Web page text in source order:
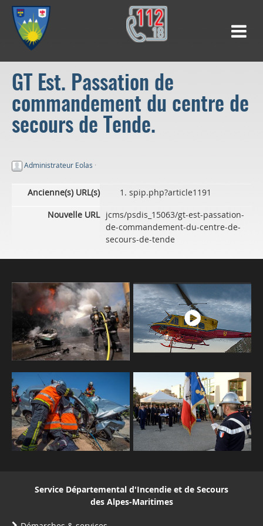
GT Est. Passation de
commandement du centre de
secours de Tende.
Administrateur Eolas ·
Ancienne(s) URL(s)
spip.php?article1191
Nouvelle URL jcms/psdis_15063/gt-est-passation-
de-commandement-du-centre-de-
secours-de-tende
Service Départemental d'Incendie et de Secours
des Alpes-Maritimes